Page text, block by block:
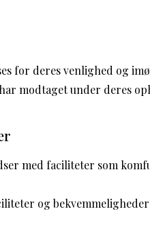
for deres venlighed og
modtaget under deres
med faciliteter som
og bekvemmeligheder